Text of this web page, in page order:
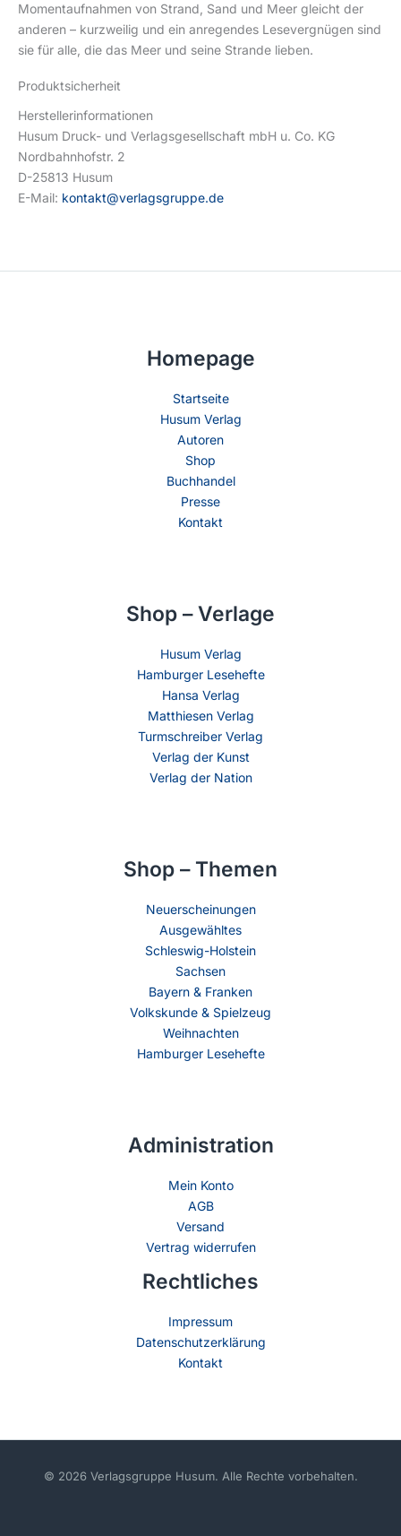
Momentaufnahmen von Strand, Sand und Meer gleicht der
anderen – kurzweilig und ein anregendes Lesevergnügen sind
sie für alle, die das Meer und seine Strande lieben.
Produktsicherheit
Herstellerinformationen
Husum Druck- und Verlagsgesellschaft mbH u. Co. KG
Nordbahnhofstr. 2
D-25813 Husum
E-Mail: kontakt@verlagsgruppe.de
Homepage
Startseite
Husum Verlag
Autoren
Shop
Buchhandel
Presse
Kontakt
Shop – Verlage
Husum Verlag
Hamburger Lesehefte
Hansa Verlag
Matthiesen Verlag
Turmschreiber Verlag
Verlag der Kunst
Verlag der Nation
Shop – Themen
Neuerscheinungen
Ausgewähltes
Schleswig-Holstein
Sachsen
Bayern & Franken
Volkskunde & Spielzeug
Weihnachten
Hamburger Lesehefte
Administration
Mein Konto
AGB
Versand
Vertrag widerrufen
Rechtliches
Impressum
Datenschutzerklärung
Kontakt
© 2026 Verlagsgruppe Husum. Alle Rechte vorbehalten.